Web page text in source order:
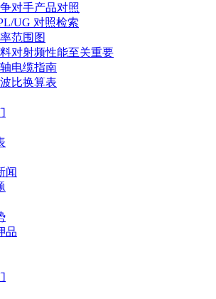
对手产品对照
UG 对照检索
范围图
对射频性能至关重要
电缆指南
比换算表
闻
品